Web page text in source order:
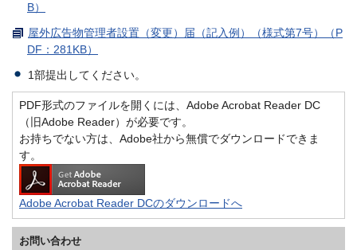
B）
屋外広告物管理者設置（変更）届（記入例）（様式第7号）（P
DF：281KB）
1部提出してください。
PDF形式のファイルを開くには、Adobe Acrobat Reader DC
（旧Adobe Reader）が必要です。
お持ちでない方は、Adobe社から無償でダウンロードできま
す。
Adobe Acrobat Reader DCのダウンロードへ
お問い合わせ